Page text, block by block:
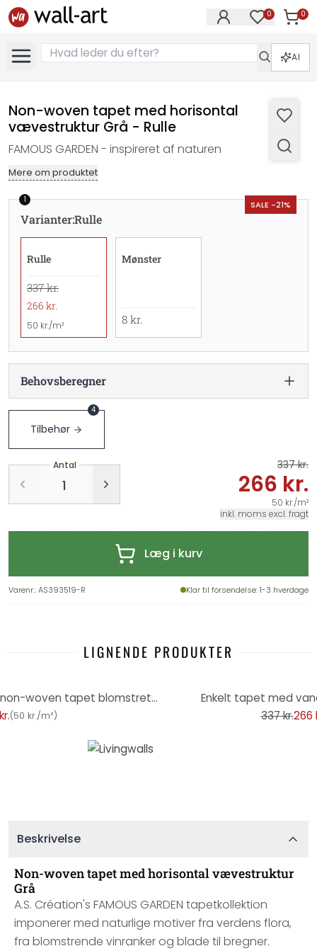
0 0
Varer
AI
Non-woven tapet med horisontal
vævestruktur Grå - Rulle
FAMOUS GARDEN - inspireret af naturen
Mere om produktet
SALE -21%
1
Varianter:Rulle
Rulle
337 kr.
266 kr.
50 kr./m²
Mønster
8 kr.
Behovsberegner
Tilbehør
4
Antal 337 kr.
266 kr.
50 kr./m²
inkl. moms excl. fragt
Læg i kurv
Varenr.:AS393519-R Klar til forsendelse: 1-3 hverdage
LIGNENDE PRODUKTER
jungle tapet tone i tone grå - non-woven tapet blomstret med blade
(50 kr./m²)
Enkelt tapet med
337 kr.266
Beskrivelse
Non-woven tapet med horisontal vævestruktur
Grå
A.S. Création's FAMOUS GARDEN tapetkollektion
imponerer med naturlige motiver fra verdens flora,
fra blomstrende vinranker og blade til bregner.